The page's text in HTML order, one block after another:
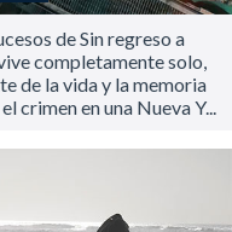
de Sin regreso a
completamente solo,
de la vida y la memoria
crimen en una Nueva Y...